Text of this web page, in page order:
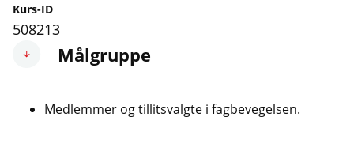
Målgruppe
Medlemmer og tillitsvalgte i fagbevegelsen.
Kurs-ID
508213